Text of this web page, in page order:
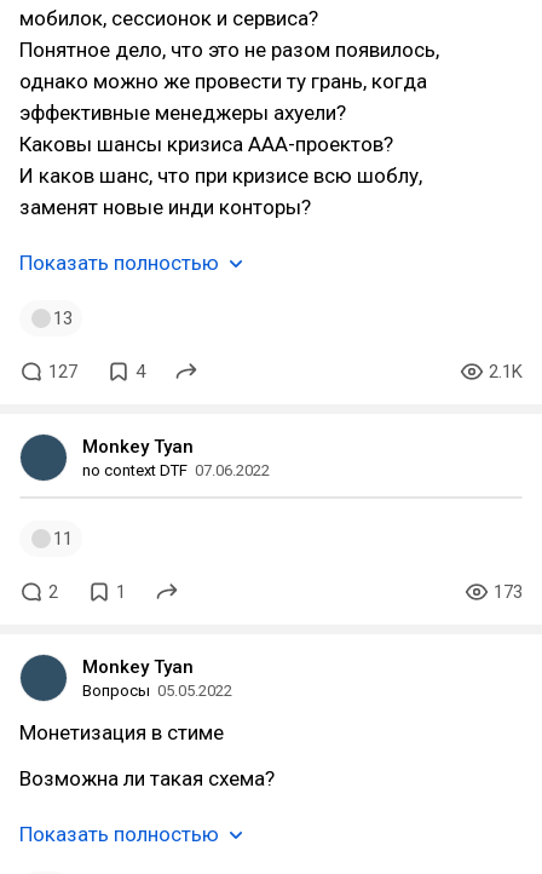
мобилок, сессионок и сервиса?
Понятное дело, что это не разом появилось,
однако можно же провести ту грань, когда
эффективные менеджеры ахуели?
Каковы шансы кризиса AAA-проектов?
И каков шанс, что при кризисе всю шоблу,
заменят новые инди конторы?
Показать полностью
13
127 4 2.1K
Monkey Tyan
no context DTF 07.06.2022
11
2 1 173
Monkey Tyan
Вопросы 05.05.2022
Монетизация в стиме
Возможна ли такая схема?
Показать полностью